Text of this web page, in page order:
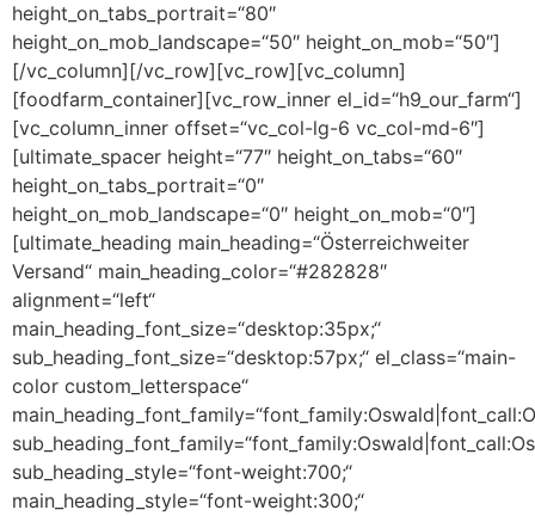
height_on_tabs_portrait=“80″
height_on_mob_landscape=“50″ height_on_mob=“50″]
[/vc_column][/vc_row][vc_row][vc_column]
[foodfarm_container][vc_row_inner el_id=“h9_our_farm“]
[vc_column_inner offset=“vc_col-lg-6 vc_col-md-6″]
[ultimate_spacer height=“77″ height_on_tabs=“60″
height_on_tabs_portrait=“0″
height_on_mob_landscape=“0″ height_on_mob=“0″]
[ultimate_heading main_heading=“Österreichweiter
Versand“ main_heading_color=“#282828″
alignment=“left“
main_heading_font_size=“desktop:35px;“
sub_heading_font_size=“desktop:57px;“ el_class=“main-
color custom_letterspace“
sub_heading_style=“font-weight:700;“
main_heading_style=“font-weight:300;“